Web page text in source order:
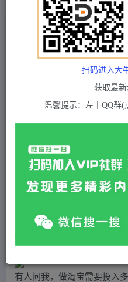
付费项目 中创网 正文
（4354期）酷酷说钱，
品（付费文章）
黄金会员 2
付费资源
有人问我，做淘宝需要投入多
扫码进入大
获取最
温馨提示：左丨QQ群(